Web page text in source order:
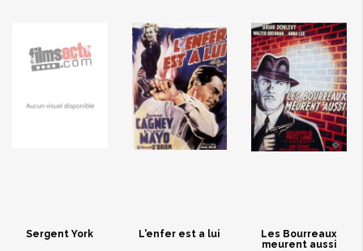
Sergent York L'enfer est a lui
Les Bourreaux
meurent aussi